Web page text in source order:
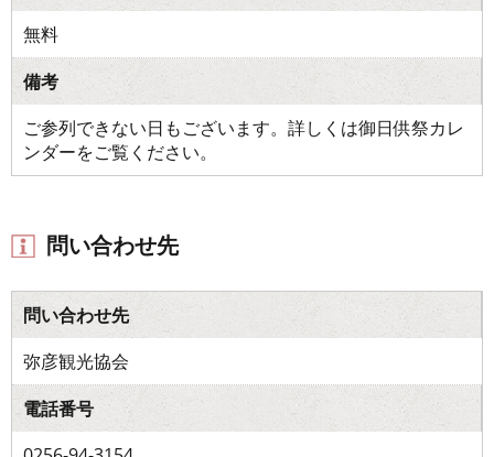
無料
備考
ご参列できない日もございます。詳しくは御日供祭カレ
ンダーをご覧ください。
問い合わせ先
問い合わせ先
弥彦観光協会
電話番号